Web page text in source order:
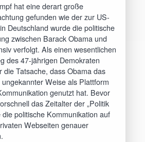
hat eine derart große
gefunden wie der zur US-
Deutschland wurde die politische
zwischen Barack Obama und
verfolgt. Als einen wesentlichen
des 47-jährigen Demokraten
die Tatsache, dass Obama das
Weise als Plattform
genutzt hat. Bevor
das Zeitalter der „Politik
die politische Kommunikation auf
Webseiten genauer